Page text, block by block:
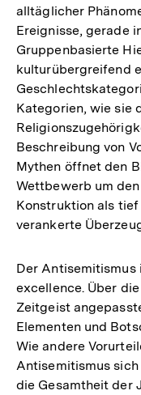
alltäglicher
Ereignisse, gerade
Gruppenbasierte
kulturübergreifend
Kategorien, wie sie
Beschreibung von
Mythen öffnet den
Wettbewerb um
Konstruktion als
verankerte
Der
excellence. Über
Zeitgeist
Elementen und
Wie andere
Antisemitismus
die Gesamtheit der